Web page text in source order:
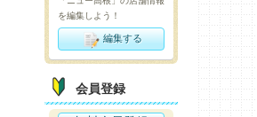
を編集しよう！
編集する
会員登録